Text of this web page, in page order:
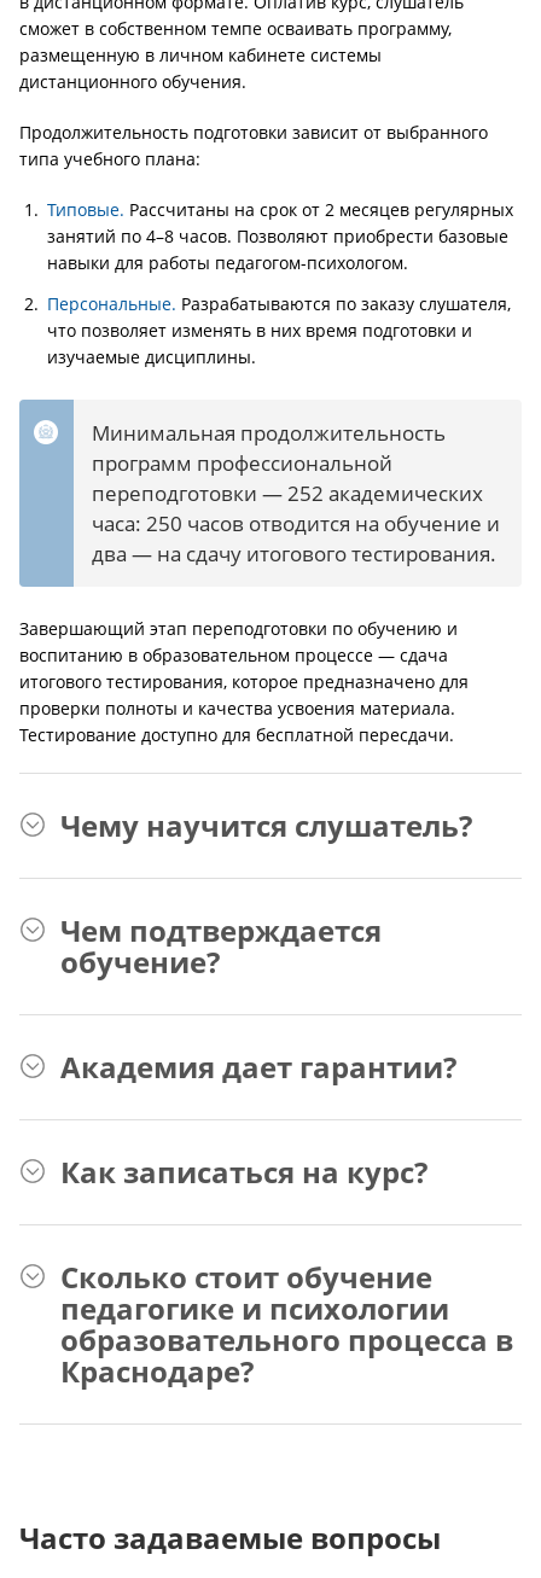
сможет в собственном темпе осваивать программу,
размещенную в личном кабинете системы
дистанционного обучения.
Продолжительность подготовки зависит от выбранного
типа учебного плана:
Типовые. Рассчитаны на срок от 2 месяцев регулярных
занятий по 4–8 часов. Позволяют приобрести базовые
навыки для работы педагогом-психологом.
Персональные. Разрабатываются по заказу слушателя,
что позволяет изменять в них время подготовки и
изучаемые дисциплины.
Минимальная продолжительность
программ профессиональной
переподготовки — 252 академических
часа: 250 часов отводится на обучение и
два — на сдачу итогового тестирования.
Завершающий этап переподготовки по обучению и
воспитанию в образовательном процессе — сдача
итогового тестирования, которое предназначено для
проверки полноты и качества усвоения материала.
Тестирование доступно для бесплатной пересдачи.
Чему научится слушатель?
Чем подтверждается
обучение?
Академия дает гарантии?
Как записаться на курс?
Сколько стоит обучение
педагогике и психологии
образовательного процесса в
Краснодаре?
Часто задаваемые вопросы